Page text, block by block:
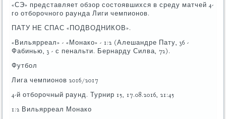
«СЭ» представляет обзор состоявшихся в среду матчей 4-
го отборочного раунда Лиги чемпионов.
ПАТУ НЕ СПАС «ПОДВОДНИКОВ».
«Вильярреал» - «Монако» - 1:2 (Алешандре Пату, 36 -
Фабинью, 3 - с пенальти. Бернарду Силва, 72).
Футбол
Лига чемпионов 2016/2017
4-й отборочный раунд. Турнир 15, 17.08.2016, 21:45
1:2 Вильярреал Монако